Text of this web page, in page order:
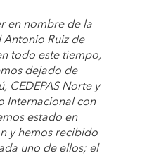
en nombre de la
Antonio Ruiz de
todo este tiempo,
dejado de
CEDEPAS Norte y
Internacional con
estado en
y hemos recibido
uno de ellos; el